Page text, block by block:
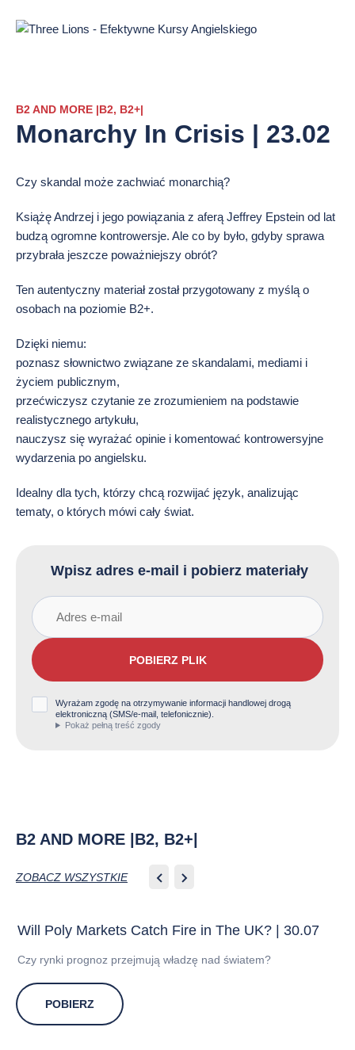
B2 AND MORE |B2, B2+|
Monarchy In Crisis | 23.02
Czy skandal może zachwiać monarchią?
Książę Andrzej i jego powiązania z aferą Jeffrey Epstein od lat
budzą ogromne kontrowersje. Ale co by było, gdyby sprawa
przybrała jeszcze poważniejszy obrót?
Ten autentyczny materiał został przygotowany z myślą o
osobach na poziomie B2+.
Dzięki niemu:
poznasz słownictwo związane ze skandalami, mediami i
życiem publicznym,
przećwiczysz czytanie ze zrozumieniem na podstawie
realistycznego artykułu,
nauczysz się wyrażać opinie i komentować kontrowersyjne
wydarzenia po angielsku.
Idealny dla tych, którzy chcą rozwijać język, analizując
tematy, o których mówi cały świat.
Wpisz adres e-mail i pobierz materiały
POBIERZ PLIK
Wyrażam zgodę na otrzymywanie informacji handlowej drogą
elektroniczną (SMS/e-mail, telefonicznie).
Pokaż pełną treść zgody
B2 AND MORE |B2, B2+|
ZOBACZ WSZYSTKIE
Will Poly Markets Catch Fire in The UK? | 30.07
Czy rynki prognoz przejmują władzę nad światem?
POBIERZ